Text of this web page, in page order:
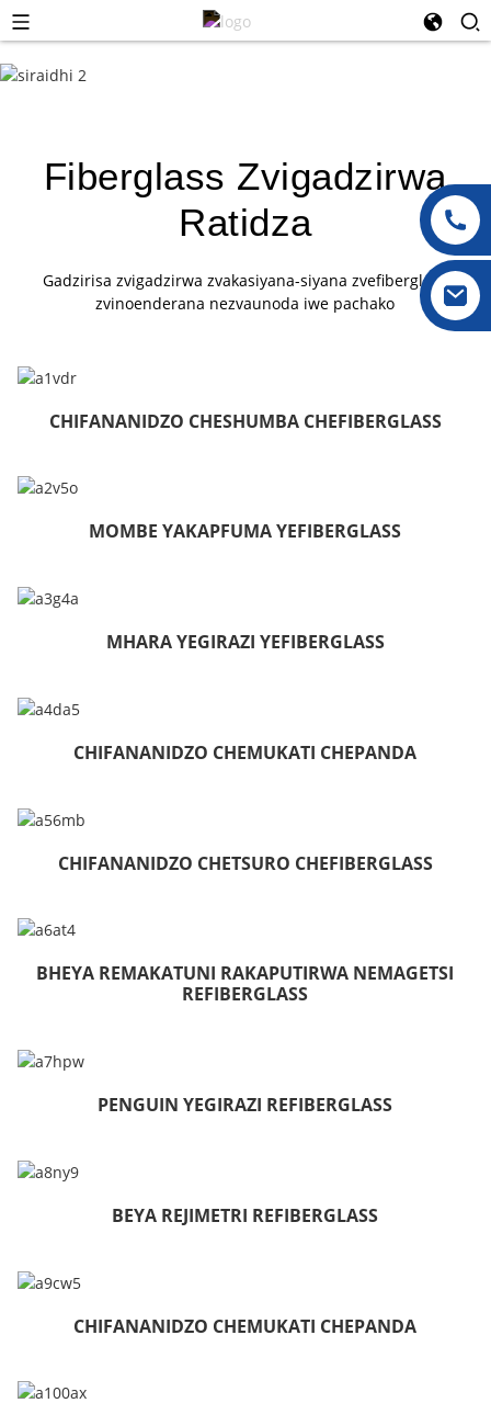
Fiberglass Zvigadzirwa
Ratidza
Gadzirisa zvigadzirwa zvakasiyana-siyana zvefiberglass
zvinoenderana nezvaunoda iwe pachako
CHIFANANIDZO CHESHUMBA CHEFIBERGLASS
MOMBE YAKAPFUMA YEFIBERGLASS
MHARA YEGIRAZI YEFIBERGLASS
CHIFANANIDZO CHEMUKATI CHEPANDA
CHIFANANIDZO CHETSURO CHEFIBERGLASS
BHEYA REMAKATUNI RAKAPUTIRWA NEMAGETSI
REFIBERGLASS
PENGUIN YEGIRAZI REFIBERGLASS
BEYA REJIMETRI REFIBERGLASS
CHIFANANIDZO CHEMUKATI CHEPANDA